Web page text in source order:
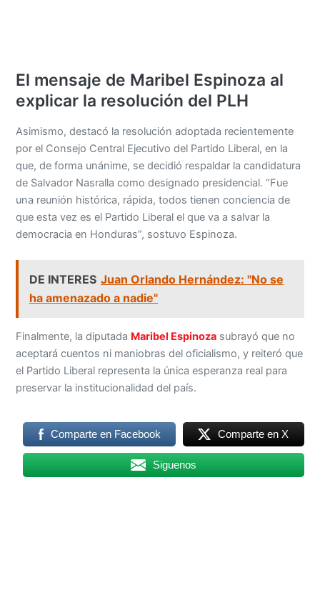
El mensaje de Maribel Espinoza al
explicar la resolución del PLH
Asimismo, destacó la resolución adoptada recientemente
por el Consejo Central Ejecutivo del Partido Liberal, en la
que, de forma unánime, se decidió respaldar la candidatura
de Salvador Nasralla como designado presidencial. “Fue
una reunión histórica, rápida, todos tienen conciencia de
que esta vez es el Partido Liberal el que va a salvar la
democracia en Honduras”, sostuvo Espinoza.
DE INTERES Juan Orlando Hernández: "No se
ha amenazado a nadie"
Finalmente, la diputada Maribel Espinoza subrayó que no
aceptará cuentos ni maniobras del oficialismo, y reiteró que
el Partido Liberal representa la única esperanza real para
preservar la institucionalidad del país.
Comparte en Facebook Comparte en X
Siguenos